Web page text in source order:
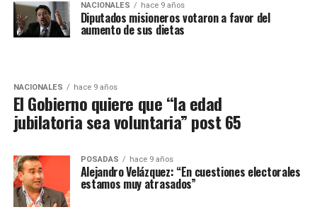
NACIONALES hace 9 años
Diputados misioneros votaron a favor del
aumento de sus dietas
NACIONALES hace 9 años
El Gobierno quiere que “la edad
jubilatoria sea voluntaria” post 65
POSADAS hace 9 años
Alejandro Velázquez: “En cuestiones electorales
estamos muy atrasados”